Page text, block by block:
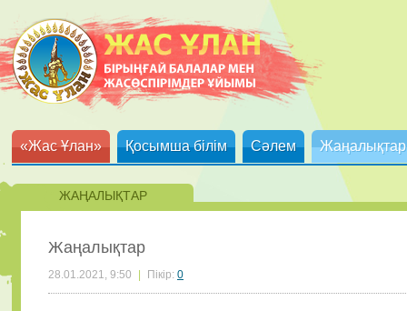
«Жас Ұлан» Қосымша білім Сәлем Жаңалықтар
ЖАҢАЛЫҚТАР
Жаңалықтар
28.01.2021, 9:50 Пікір: 0